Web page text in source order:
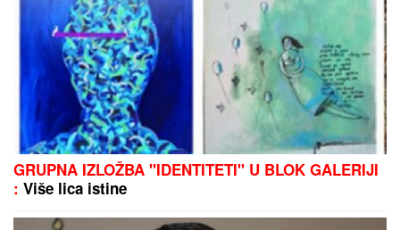
HRVATSKU PONOVO POGODIO ZEMLjOTRES:
Poznato da li ima povređenih